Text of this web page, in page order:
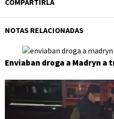
NOTAS RELACIONADAS
Enviaban droga a Madryn a